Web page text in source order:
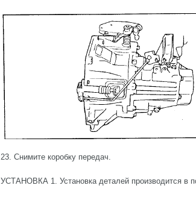
23. Снимите коробку передач.
УСТАНОВКА 1. Установка деталей производится в